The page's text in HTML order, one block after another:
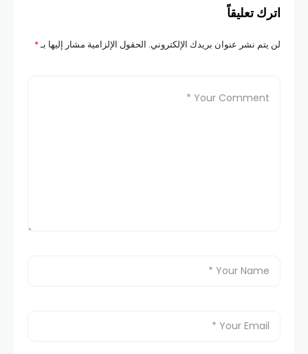
اترك تعليقاً
لن يتم نشر عنوان بريدك الإلكتروني. الحقول الإلزامية مشار إليها بـ*